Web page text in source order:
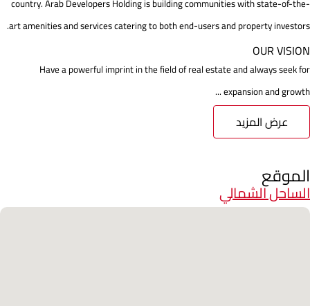
country. Arab Developers Holding is building communities with state-of-the-
art amenities and services catering to both end-users and property investors.
OUR VISION
Have a powerful imprint in the field of real estate and always seek for
expansion and growth ...
عرض المزيد
الموقع
الساحل الشمالي